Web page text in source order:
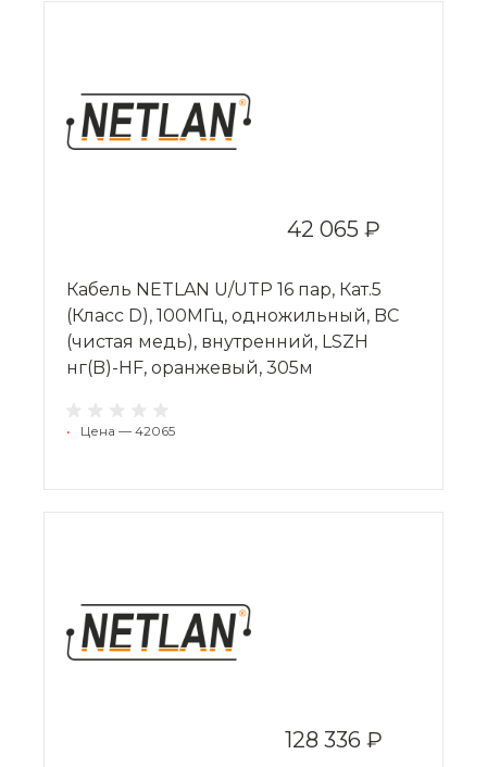
42 065 ₽
Кабель NETLAN U/UTP 16 пар, Кат.5
(Класс D), 100МГц, одножильный, BC
(чистая медь), внутренний, LSZH
нг(B)-HF, оранжевый, 305м
• Цена — 42065
128 336 ₽